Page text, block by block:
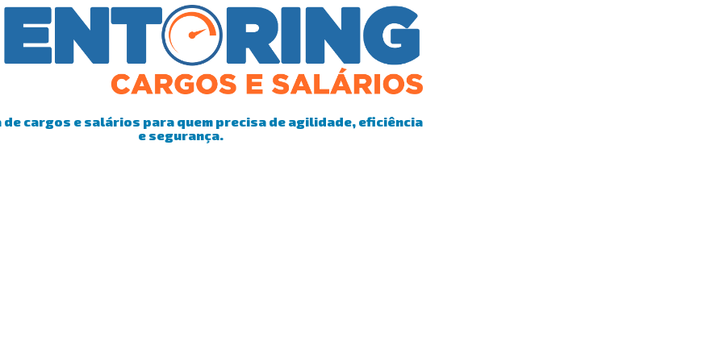
de cargos e salários para quem precisa de agilidade, eficiência
e segurança.